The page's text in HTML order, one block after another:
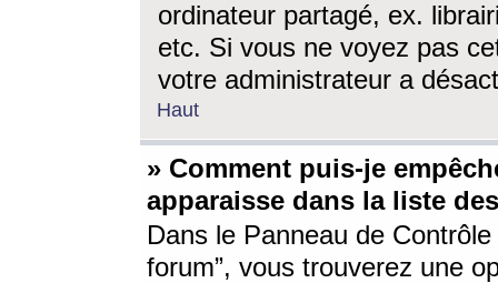
ordinateur partagé, ex.
etc. Si vous ne voyez pas
votre administrateur a
Haut
» Comment puis-je
apparaisse dans la liste
Dans le Panneau de
forum”, vous trouverez une